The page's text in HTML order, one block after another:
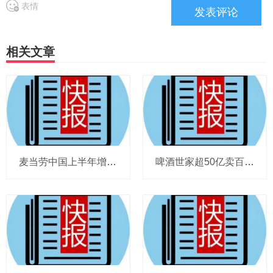
表情
相关文章
麦当劳中国上半年增至8114家，达能CEO称现阶段更具进攻性，“小酒馆”海伦司盈警，现代牧业完成收购中国圣牧股权，茶颜悦色合肥首店开业 啤酒世家超50亿卖百威集团股份，宗庆后之子任新公司董事长，FIVE GUYS明年重点加密北京，三只松鼠华南总部入驻佛山，达能完成阿根廷合资